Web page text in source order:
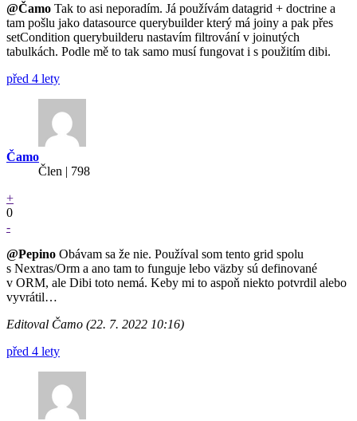
@Čamo Tak to asi neporadím. Já používám datagrid + doctrine a
tam pošlu jako datasource querybuilder který má joiny a pak přes
setCondition querybuilderu nastavím filtrování v joinutých
tabulkách. Podle mě to tak samo musí fungovat i s použitím dibi.
před 4 lety
Čamo
Člen | 798
+
0
-
@Pepino Obávam sa že nie. Používal som tento grid spolu
s Nextras/Orm a ano tam to funguje lebo väzby sú definované
v ORM, ale Dibi toto nemá. Keby mi to aspoň niekto potvrdil alebo
vyvrátil…
Editoval Čamo (22. 7. 2022 10:16)
před 4 lety